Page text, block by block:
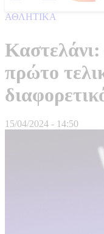
ΑΘΛΗΤΙΚΑ
πρώτο
15/04/2024 - 14:50